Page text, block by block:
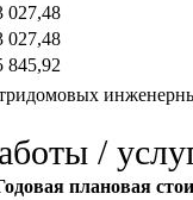
027,48
027,48
845,92
/
плановая